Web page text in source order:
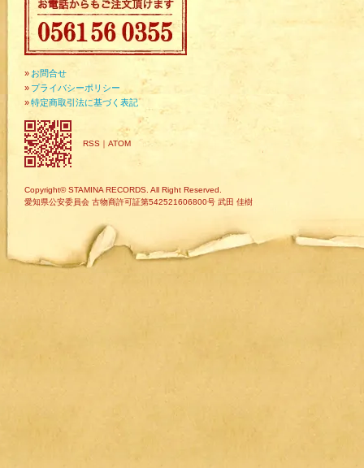
» お問合せ
» プライバシーポリシー
»特定商取引法に基づく表記
RSS ｜ ATOM
Copyright© STAMINA RECORDS. All Right Reserved.
愛知県公安委員会 古物商許可証第542521606800号 武田 佳樹